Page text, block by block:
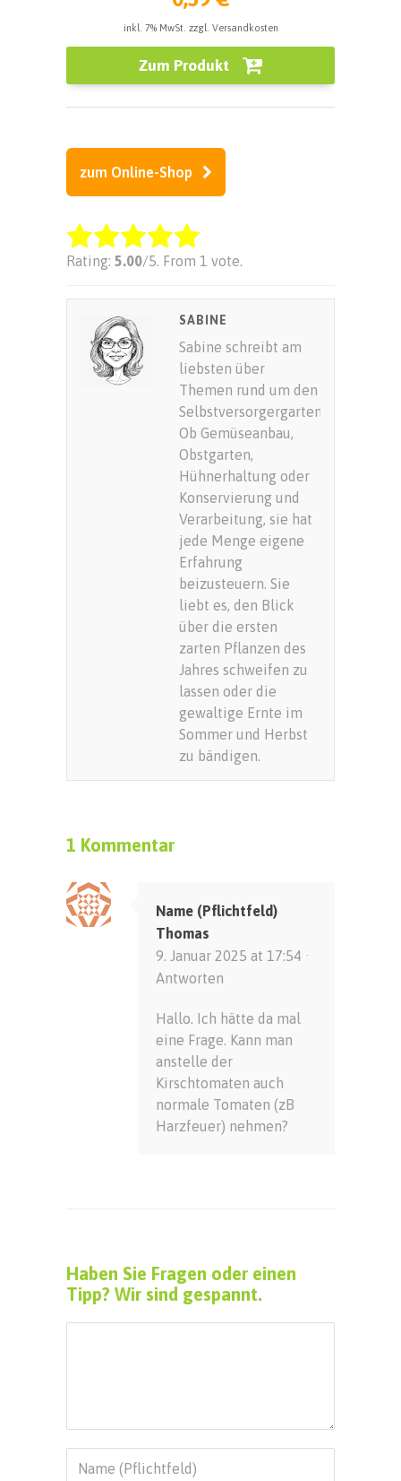
inkl. 7% MwSt. zzgl. Versandkosten
Zum Produkt
zum Online-Shop
Rate this item:
SUBMIT RATING
Rating: 5.00/5. From 1 vote.
SABINE
Sabine schreibt am
liebsten über
Themen rund um den
Selbstversorgergarten.
Ob Gemüseanbau,
Obstgarten,
Hühnerhaltung oder
Konservierung und
Verarbeitung, sie hat
jede Menge eigene
Erfahrung
beizusteuern. Sie
liebt es, den Blick
über die ersten
zarten Pflanzen des
Jahres schweifen zu
lassen oder die
gewaltige Ernte im
Sommer und Herbst
zu bändigen.
1 Kommentar
Name (Pflichtfeld)
Thomas
9. Januar 2025 at 17:54 ·
Antworten
Hallo. Ich hätte da mal
eine Frage. Kann man
anstelle der
Kirschtomaten auch
normale Tomaten (zB
Harzfeuer) nehmen?
Haben Sie Fragen oder einen
Tipp? Wir sind gespannt.